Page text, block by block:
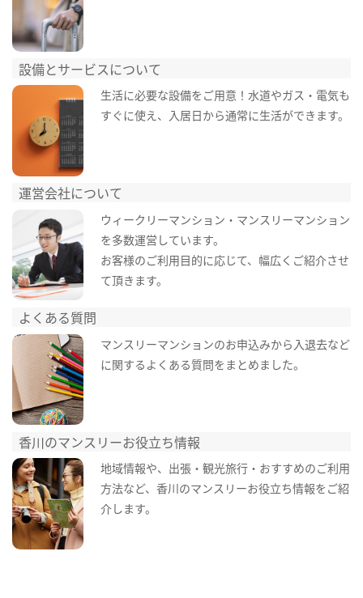
設備とサービスについて
生活に必要な設備をご用意！水道やガス・電気も
すぐに使え、入居日から通常に生活ができます。
運営会社について
ウィークリーマンション・マンスリーマンション
を多数運営しています。
お客様のご利用目的に応じて、幅広くご紹介させ
て頂きます。
よくある質問
マンスリーマンションのお申込みから入退去など
に関するよくある質問をまとめました。
香川のマンスリーお役立ち情報
地域情報や、出張・観光旅行・おすすめのご利用
方法など、香川のマンスリーお役立ち情報をご紹
介します。